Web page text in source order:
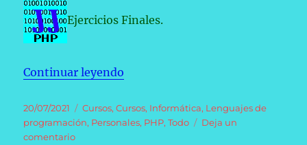
Ejercicios Finales.
Continuar leyendo
Publicado
el
20/07/2021 Categorías
Cursos,Cursos, Informática, Lenguajes de
programación, Personales, PHP,Todo
Deja un
comentarioen